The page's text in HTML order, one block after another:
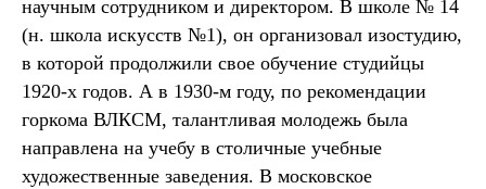
научным сотрудником и директором. В школе № 14
(н. школа искусств №1), он организовал изостудию,
в которой продолжили свое обучение студийцы
1920-х годов. А в 1930-м году, по рекомендации
горкома ВЛКСМ, талантливая молодежь была
направлена на учебу в столичные учебные
художественные заведения. В московское